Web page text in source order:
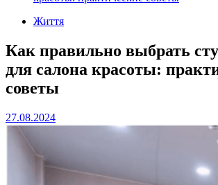
Життя
Как правильно выбрать
для салона красоты:
советы
27.08.2024